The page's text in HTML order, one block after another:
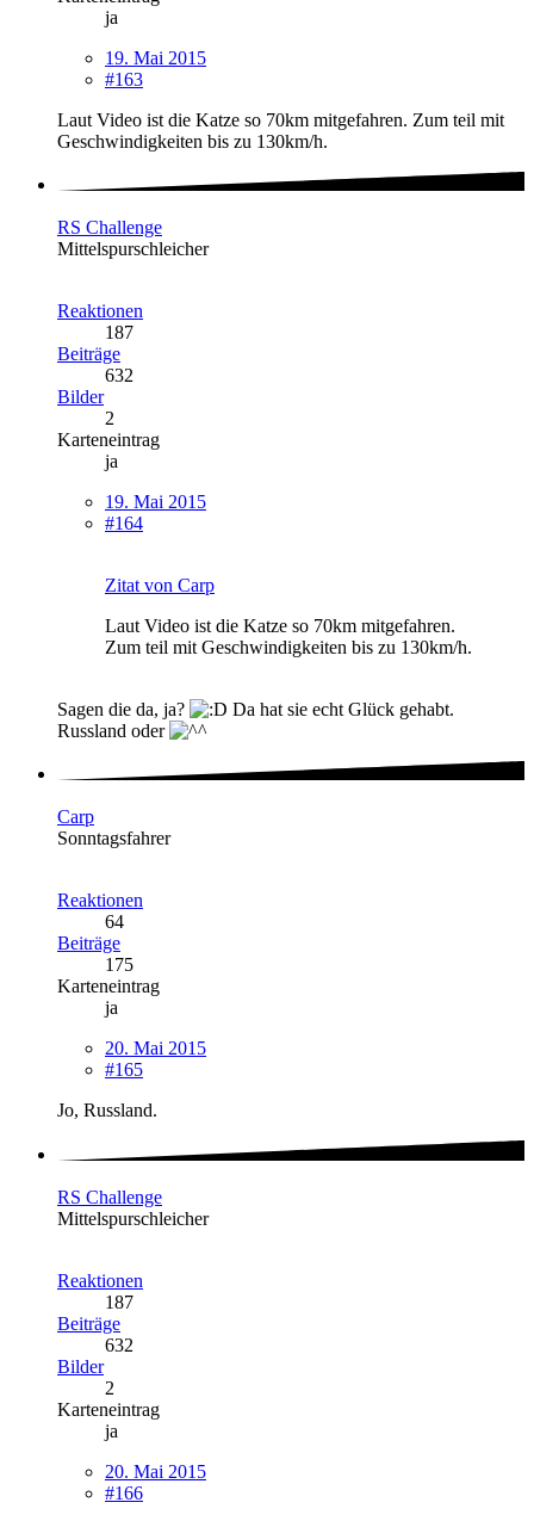
ja
19. Mai 2015
#163
Laut Video ist die Katze so 70km mitgefahren. Zum teil mit
Geschwindigkeiten bis zu 130km/h.
RS Challenge
Mittelspurschleicher
Reaktionen
187
Beiträge
632
Bilder
2
Karteneintrag
ja
19. Mai 2015
#164
Zitat von Carp
Laut Video ist die Katze so 70km mitgefahren.
Zum teil mit Geschwindigkeiten bis zu 130km/h.
Sagen die da, ja?
Da hat sie echt Glück gehabt.
Russland oder
Carp
Sonntagsfahrer
Reaktionen
64
Beiträge
175
Karteneintrag
ja
20. Mai 2015
#165
Jo, Russland.
RS Challenge
Mittelspurschleicher
Reaktionen
187
Beiträge
632
Bilder
2
Karteneintrag
ja
20. Mai 2015
#166